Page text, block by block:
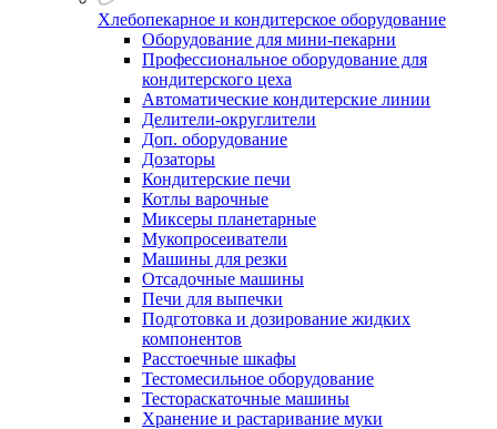
Хлебопекарное и кондитерское оборудование
Оборудование для мини-пекарни
Профессиональное оборудование для
кондитерского цеха
Автоматические кондитерские линии
Делители-округлители
Доп. оборудование
Дозаторы
Кондитерские печи
Котлы варочные
Миксеры планетарные
Мукопросеиватели
Машины для резки
Отсадочные машины
Печи для выпечки
Подготовка и дозирование жидких
компонентов
Расстоечные шкафы
Тестомесильное оборудование
Тестораскаточные машины
Хранение и растаривание муки